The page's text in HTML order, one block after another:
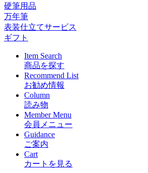
硬筆用品
万年筆
表装仕立てサービス
ギフト
Item Search
商品を探す
Recommend List
お勧め情報
Column
読み物
Member Menu
会員メニュー
Guidance
ご案内
Cart
カートを見る